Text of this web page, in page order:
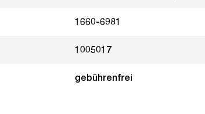
1660-6981
1005017
gebührenfrei